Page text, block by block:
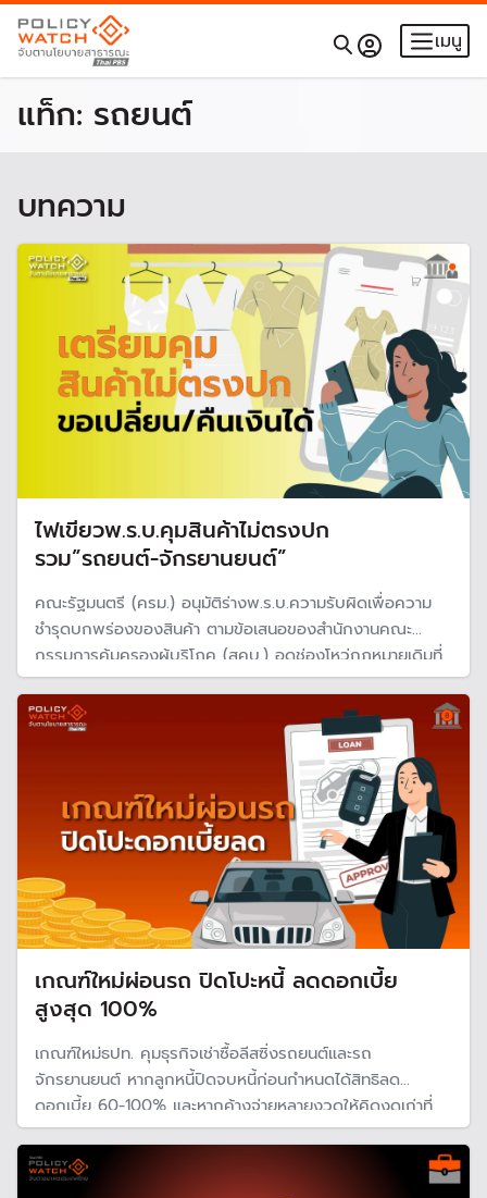
เมนู
แท็ก: รถยนต์
บทความ
ไฟเขียวพ.ร.บ.คุมสินค้าไม่ตรงปก
รวม”รถยนต์-จักรยานยนต์”
คณะรัฐมนตรี (ครม.) อนุมัติร่างพ.ร.บ.ความรับผิดเพื่อความ
ชำรุดบกพร่องของสินค้า ตามข้อเสนอของสำนักงานคณะ
กรรมการคุ้มครองผู้บริโภค (สคบ.) อุดช่องโหว่กฎหมายเดิมที่
ล้าสมัย โดยเฉพาะกรณีที่ตรวจไม่พบของเสียตั้งแต่วันซื้อ ใช้
บังคับกับรถยนต์และจักรยานยนต์ด้วย
เกณฑ์ใหม่ผ่อนรถ ปิดโปะหนี้ ลดดอกเบี้ย
สูงสุด 100%
เกณฑ์ใหม่ธปท. คุมธุรกิจเช่าซื้อลีสซิ่งรถยนต์และรถ
จักรยานยนต์ หากลูกหนี้ปิดจบหนี้ก่อนกำหนดได้สิทธิลด
ดอกเบี้ย 60-100% และหากค้างจ่ายหลายงวดให้คิดงดเก่าที่
ค้างนานสุดก่อน ลุ้นปี 69 ธปท.อาจปรับอัตราดอกเบี้ยธุรกิจเช่า
ซื้อและลีสใหม่ เพื่อให้สอดคล้องกับความเป็นจริง